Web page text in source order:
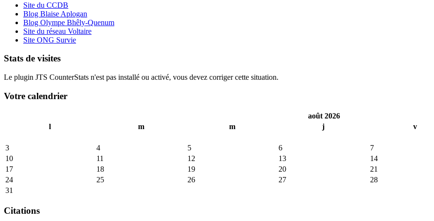
Site du CCDB
Blog Blaise Aplogan
Blog Olympe Bhêly-Quenum
Site du réseau Voltaire
Site ONG Survie
Stats de visites
Le plugin JTS CounterStats n'est pas installé ou activé, vous devez corriger cette situation.
Votre calendrier
août 2026
l
m m j v
3 4 5 6
7
10
11 12 13
14
17
18 19 20
21
24
25 26 27
28
31
Citations